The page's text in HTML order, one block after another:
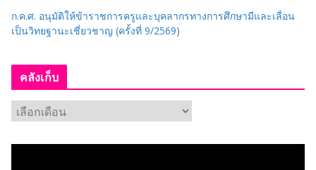
ก.ค.ศ. อนุมัติให้ข้าราชการครูและบุคลากรทางการศึกษามีและเลื่อน
เป็นวิทยฐานะเชี่ยวชาญ (ครั้งที่ 9/2569)
คลังเก็บ
ลั
ง